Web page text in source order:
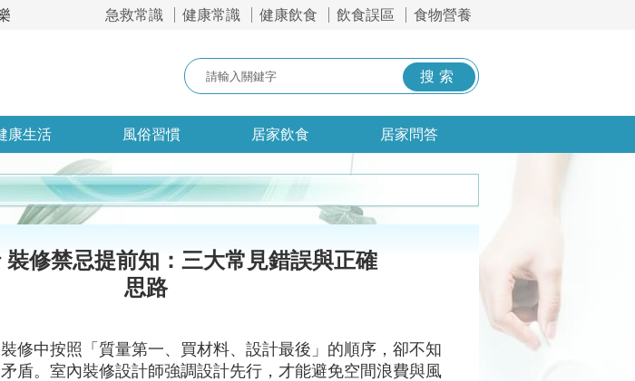
急救常識 健康常識 健康飲食 飲食誤區 食物營養
康生活 風俗習慣 居家飲食 居家問答
裝修禁忌提前知：三大常見錯誤與正確
思路
修中按照「質量第一、買材料、設計最後」的順序，卻不知
盾。室內裝修設計師強調設計先行，才能避免空間浪費與風